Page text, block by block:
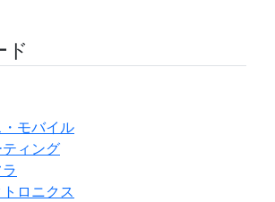
ド
モバイル
ィング
ロニクス